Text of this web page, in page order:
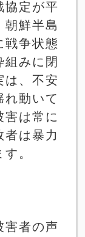
協定が平
朝鮮半島
戦争状態
組みに閉
は、不安
れ動いて
害は常に
は暴力
。
害者の声